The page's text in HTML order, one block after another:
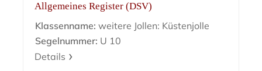
Allgemeines Register (DSV)
Klassenname: weitere Jollen: Küstenjolle
Segelnummer: U 10
Details